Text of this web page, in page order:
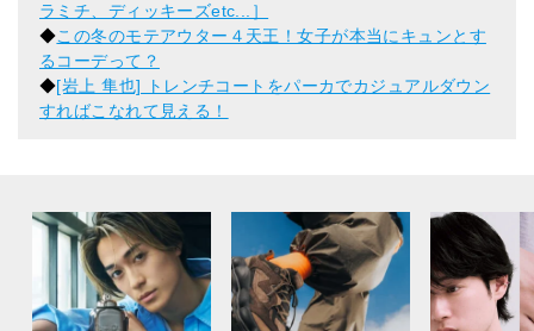
ラミチ、ディッキーズetc...］
◆この冬のモテアウター４天王！女子が本当にキュンとす
るコーデって？
◆[岩上 隼也] トレンチコートをパーカでカジュアルダウン
すればこなれて見える！